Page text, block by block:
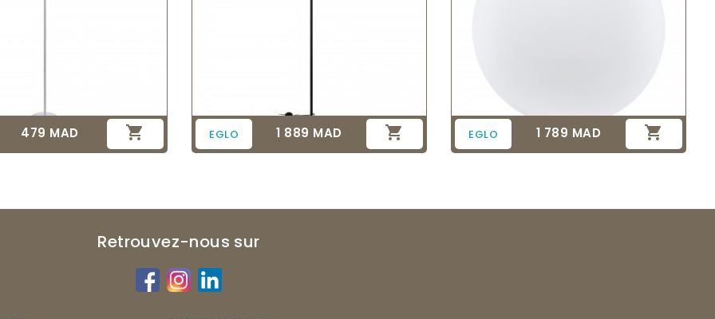
Prix
479 MAD  EGLO Prix
1 889 MAD  EGLO Prix
1 789 MAD 
Retrouvez-nous sur